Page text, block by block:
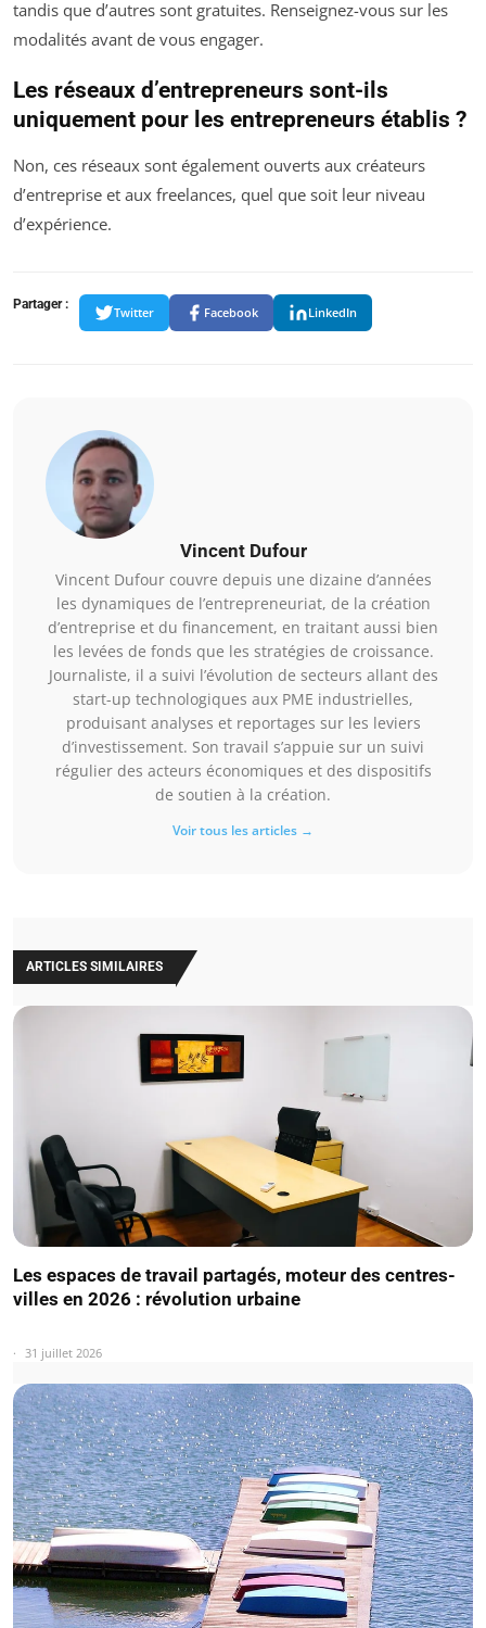
tandis que d’autres sont gratuites. Renseignez-vous sur les
modalités avant de vous engager.
Les réseaux d’entrepreneurs sont-ils
uniquement pour les entrepreneurs établis ?
Non, ces réseaux sont également ouverts aux créateurs
d’entreprise et aux freelances, quel que soit leur niveau
d’expérience.
Partager :
Twitter Facebook LinkedIn
Vincent Dufour
Vincent Dufour couvre depuis une dizaine d’années
les dynamiques de l’entrepreneuriat, de la création
d’entreprise et du financement, en traitant aussi bien
les levées de fonds que les stratégies de croissance.
Journaliste, il a suivi l’évolution de secteurs allant des
start-up technologiques aux PME industrielles,
produisant analyses et reportages sur les leviers
d’investissement. Son travail s’appuie sur un suivi
régulier des acteurs économiques et des dispositifs
de soutien à la création.
Voir tous les articles →
ARTICLES SIMILAIRES
Les espaces de travail partagés, moteur des centres-
villes en 2026 : révolution urbaine
31 juillet 2026